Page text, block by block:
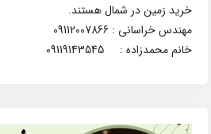
خرید زمین در شمال هستند.
مهندس خراسانی : 09112007866
خانم محمدزاده : 09119143545